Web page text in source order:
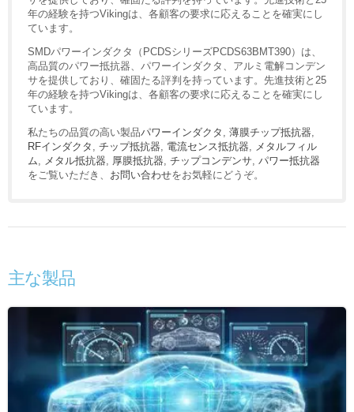
年の経験を持つVikingは、各顧客の要求に応えることを確実にし
ています。
SMDパワーインダクタ（PCDSシリーズPCDS63BMT390）は、
高品質のパワー抵抗器、パワーインダクタ、アルミ電解コンデン
サを提供しており、確固たる評判を持っています。先進技術と25
年の経験を持つVikingは、各顧客の要求に応えることを確実にし
ています。
私たちの品質の高い製品パワーインダクタ , 薄膜チップ抵抗器,
RFインダクタ , チップ抵抗器, 電流センス抵抗器, メタルフィル
ム, メタル抵抗器, 厚膜抵抗器, チップコンデンサ, パワー抵抗器
をご覧いただき、 お問い合わせをお気軽にどうぞ。
主な製品